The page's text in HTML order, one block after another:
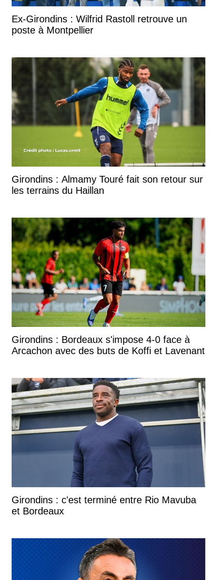
Ex-Girondins : Wilfrid Rastoll retrouve un
poste à Montpellier
Girondins : Almamy Touré fait son retour sur
les terrains du Haillan
Girondins : Bordeaux s'impose 4-0 face à
Arcachon avec des buts de Koffi et Lavenant
Girondins : c'est terminé entre Rio Mavuba
et Bordeaux